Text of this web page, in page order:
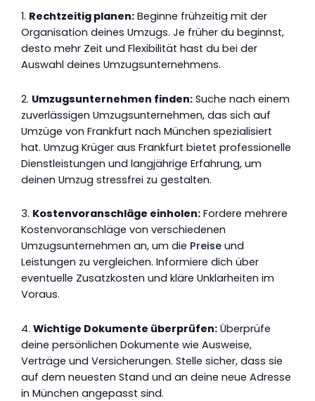
1. Rechtzeitig planen: Beginne frühzeitig mit der
Organisation deines Umzugs. Je früher du beginnst,
desto mehr Zeit und Flexibilität hast du bei der
Auswahl deines Umzugsunternehmens.
2. Umzugsunternehmen finden: Suche nach einem
zuverlässigen Umzugsunternehmen, das sich auf
Umzüge von Frankfurt nach München spezialisiert
hat. Umzug Krüger aus Frankfurt bietet professionelle
Dienstleistungen und langjährige Erfahrung, um
deinen Umzug stressfrei zu gestalten.
3. Kostenvoranschläge einholen: Fordere mehrere
Kostenvoranschläge von verschiedenen
Umzugsunternehmen an, um die Preise und
Leistungen zu vergleichen. Informiere dich über
eventuelle Zusatzkosten und kläre Unklarheiten im
Voraus.
4. Wichtige Dokumente überprüfen: Überprüfe
deine persönlichen Dokumente wie Ausweise,
Verträge und Versicherungen. Stelle sicher, dass sie
auf dem neuesten Stand und an deine neue Adresse
in München angepasst sind.